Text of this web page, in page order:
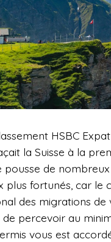
HSBC
la Suisse à la
pousse de
plus fortunés, car
des migrations
percevoir au
vous est